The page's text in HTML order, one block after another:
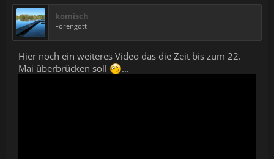
komisch
Forengott
Hier noch ein weiteres Video das die Zeit bis zum 22.
Mai überbrücken soll
...